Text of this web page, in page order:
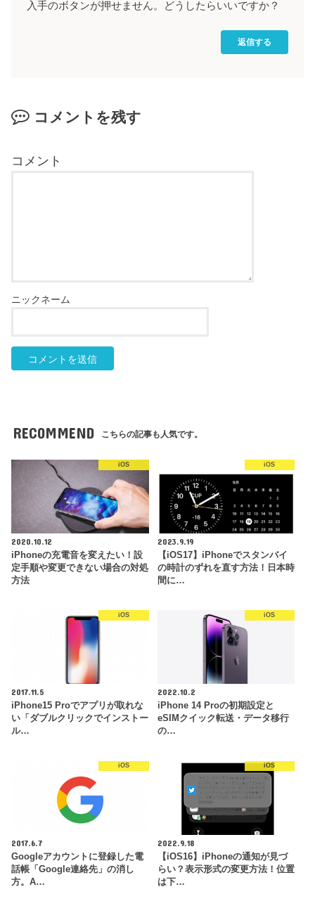
入手のボタンが押せません。どうしたらいいですか？
返信する
コメントを残す
RECOMMEND こちらの記事も人気です。
iOS
2020.10.12
iPhoneの充電音を変えたい！設
定手順や変更できない場合の対処
方法
iOS
2023.9.19
【iOS17】iPhoneでスタンバイ
の時計のずれを直す方法！日本時
間に…
iOS
2017.11.5
iPhone15 Proでアプリが取れな
い「ダブルクリックでインストー
ル…
iOS
2022.10.2
iPhone 14 Proの初期設定と
eSIMクイック転送・データ移行
の…
iOS
2017.6.7
Googleアカウントに登録した電
話帳「Google連絡先」の消し
方。A…
iOS
2022.9.18
【iOS16】iPhoneの通知が見づ
らい？表示形式の変更方法！位置
は下…